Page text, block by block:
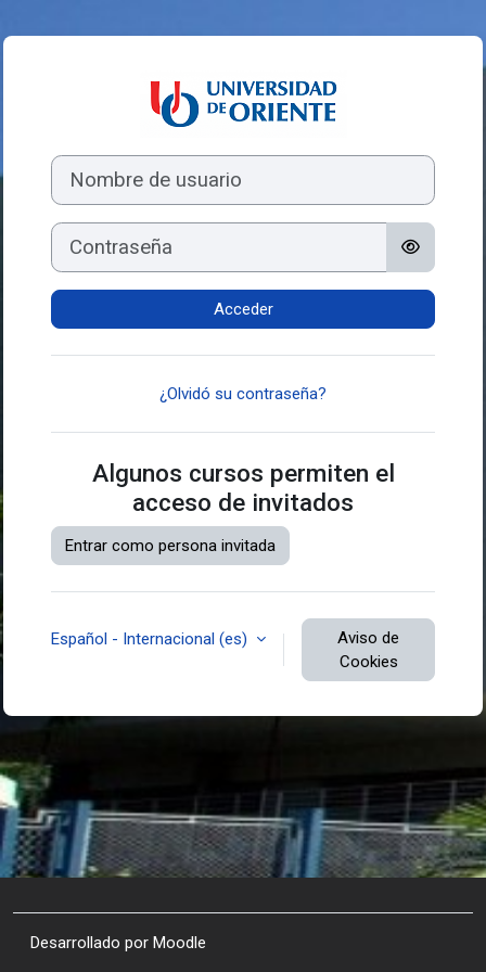
Entrar a Cursos
Nombre de usuario
Contraseña
Acceder
¿Olvidó su contraseña?
Algunos cursos permiten el
acceso de invitados
Entrar como persona invitada
Español - Internacional ‎(es)‎
Aviso de
Cookies
Desarrollado por Moodle